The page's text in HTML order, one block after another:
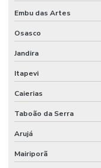
Manifold filtração
Manta aquecedora
Manta aquecedora
Materiais para
Medidor de ion seletivo
Medidor de ise
Medidor
Embu das Artes
Osasco
Jandira
Itapevi
Caierias
Taboão da Serra
Arujá
Mairiporã